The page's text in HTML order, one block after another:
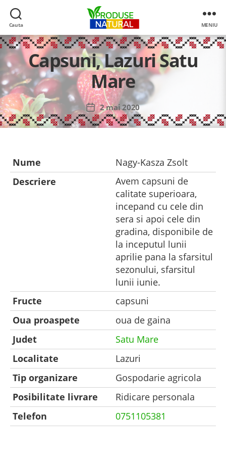
Cauta
Produse
de
la
producatori
romani
MENIU
Capsuni, Lazuri Satu
Mare
Dată
articol
2 mai 2020
Nume
Nagy-Kasza Zsolt
Descriere
Avem capsuni de
calitate superioara,
incepand cu cele din
sera si apoi cele din
gradina, disponibile de
la inceputul lunii
aprilie pana la sfarsitul
sezonului, sfarsitul
lunii iunie.
Fructe
capsuni
Oua proaspete
oua de gaina
Judet
Satu Mare
Localitate
Lazuri
Tip organizare
Gospodarie agricola
Posibilitate livrare
Ridicare personala
Telefon
0751105381